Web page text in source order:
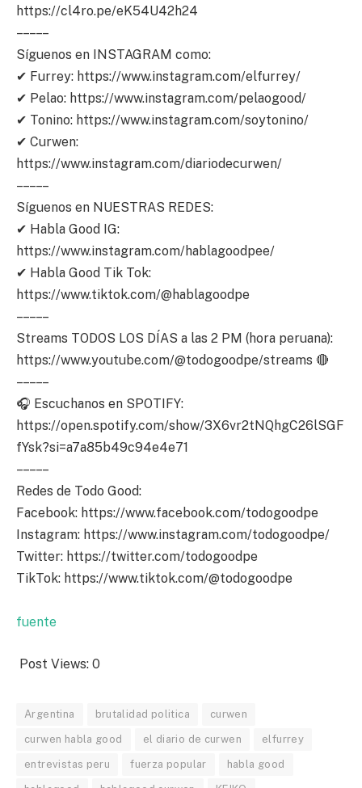
https://cl4ro.pe/eK54U42h24
– – – – –
Síguenos en INSTAGRAM como:
✔ Furrey: https://www.instagram.com/elfurrey/
✔ Pelao: https://www.instagram.com/pelaogood/
✔ Tonino: https://www.instagram.com/soytonino/
✔ Curwen:
https://www.instagram.com/diariodecurwen/
– – – – –
Síguenos en NUESTRAS REDES:
✔ Habla Good IG:
https://www.instagram.com/hablagoodpee/
✔ Habla Good Tik Tok:
https://www.tiktok.com/@hablagoodpe
– – – – –
Streams TODOS LOS DÍAS a las 2 PM (hora peruana):
https://www.youtube.com/@todogoodpe/streams 🔴
– – – – –
🎧 Escuchanos en SPOTIFY:
https://open.spotify.com/show/3X6vr2tNQhgC26lSGF
fYsk?si=a7a85b49c94e4e71
– – – – –
Redes de Todo Good:
Facebook: https://www.facebook.com/todogoodpe
Instagram: https://www.instagram.com/todogoodpe/
Twitter: https://twitter.com/todogoodpe
TikTok: https://www.tiktok.com/@todogoodpe
fuente
Post Views: 0
Argentina brutalidad politica curwen
curwen habla good el diario de curwen elfurrey
entrevistas peru fuerza popular habla good